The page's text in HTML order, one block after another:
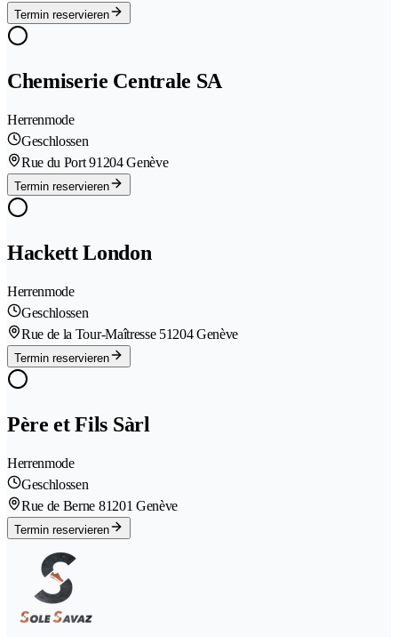
Termin reservieren
Chemiserie Centrale SA
Herrenmode
Geschlossen
Rue du Port 91204 Genève
Termin reservieren
Hackett London
Herrenmode
Geschlossen
Rue de la Tour-Maîtresse 51204 Genève
Termin reservieren
Père et Fils Sàrl
Herrenmode
Geschlossen
Rue de Berne 81201 Genève
Termin reservieren